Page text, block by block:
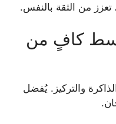
تعزز من الثقة بالنفس.
كافٍ من
والتركيز. يُفضل